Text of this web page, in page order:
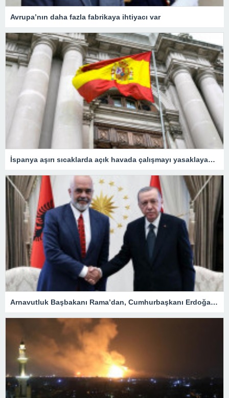
Avrupa’nın daha fazla fabrikaya ihtiyacı var
İspanya aşırı sıcaklarda açık havada çalışmayı yasaklayacak
Arnavutluk Başbakanı Rama’dan, Cumhurbaşkanı Erdoğan’a destek mesajı